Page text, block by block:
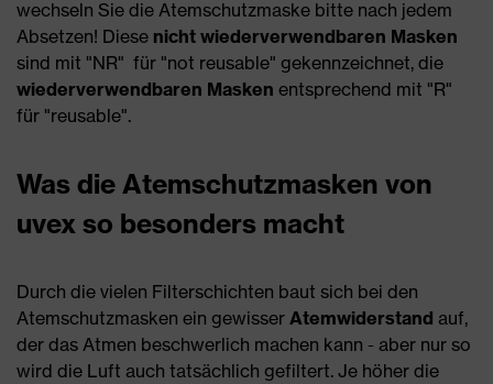
wechseln Sie die Atemschutzmaske bitte nach jedem
Absetzen! Diese nicht wiederverwendbaren Masken
sind mit "NR" für "not reusable" gekennzeichnet, die
wiederverwendbaren Masken entsprechend mit "R"
für "reusable".
Was die Atemschutzmasken von
uvex so besonders macht
Durch die vielen Filterschichten baut sich bei den
Atemschutzmasken ein gewisser Atemwiderstand auf,
der das Atmen beschwerlich machen kann - aber nur so
wird die Luft auch tatsächlich gefiltert. Je höher die